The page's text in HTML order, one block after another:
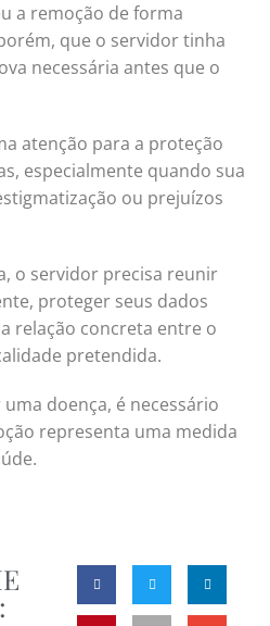
a remoção de forma
que o servidor tinha
necessária antes que o
atenção para a proteção
especialmente quando sua
ou prejuízos
o servidor precisa reunir
proteger seus dados
relação concreta entre o
pretendida.
doença, é necessário
representa uma medida